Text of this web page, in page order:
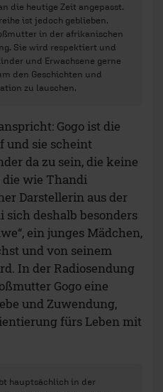
die heutige Zeit angepasst.
ist jedoch geblieben.
in der afrikanischen
Sie wird respektiert und
und Erwachsene gerne
den Geschichten und
zu lauschen.
Gogo ist die
und sie scheint
da zu sein, die keine
die wie Thandi
Darstellerin aus der
deshalb besonders
ein junges Mädchen,
und von seinem
In der Radiosendung
Gogo eine
und Zuwendung,
fürs Leben mit
hauptsächlich in der